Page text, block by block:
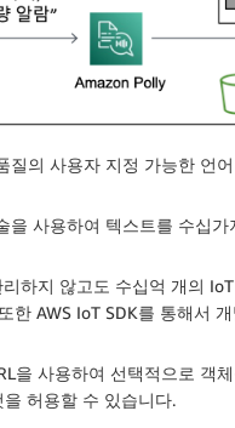
질의 사용자 지정 가능한 언
을 사용하여 텍스트를 수십
하지 않고도 수십억 개의
한 AWS IoT SDK를 통해서
을 사용하여 선택적으로 객
허용할 수 있습니다.